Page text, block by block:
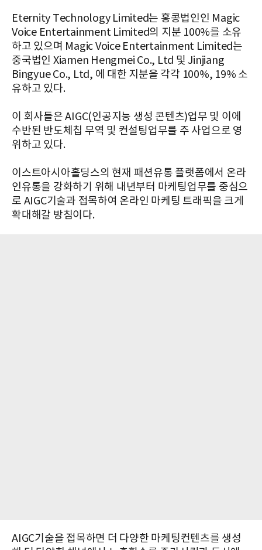
Eternity Technology Limited는 홍콩법인인 Magic
Voice Entertainment Limited의 지분 100%를 소유
하고 있으며 Magic Voice Entertainment Limited는
중국법인 Xiamen Hengmei Co., Ltd 및 Jinjiang
Bingyue Co., Ltd, 에 대한 지분을 각각 100%, 19% 소
유하고 있다.
이 회사들은 AIGC(인공지능 생성 콘텐츠)업무 및 이에
수반된 반도체칩 무역 및 컨설팅업무를 주 사업으로 영
위하고 있다.
이스트아시아홀딩스의 현재 패션유통 플랫폼에서 온라
인유통을 강화하기 위해 내년부터 마케팅업무를 중심으
로 AIGC기술과 접목하여 온라인 마케팅 트래픽을 크게
확대해갈 방침이다.
AIGC기술을 접목하면 더 다양한 마케팅컨텐츠를 생성